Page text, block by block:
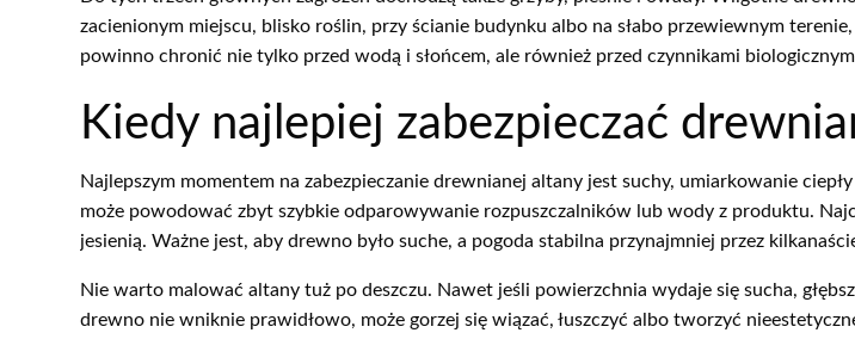
zacienionym miejscu, blisko roślin, przy ścianie budynku albo na słabo przewiewnym
powinno chronić nie tylko przed wodą i słońcem, ale również przed czynnikami
Kiedy najlepiej zabezpieczać
Najlepszym momentem na zabezpieczanie drewnianej altany jest suchy, umiarkowanie
może powodować zbyt szybkie odparowywanie rozpuszczalników lub wody z produktu.
jesienią. Ważne jest, aby drewno było suche, a pogoda stabilna przynajmniej przez
Nie warto malować altany tuż po deszczu. Nawet jeśli powierzchnia wydaje się sucha,
drewno nie wniknie prawidłowo, może gorzej się wiązać, łuszczyć albo tworzyć